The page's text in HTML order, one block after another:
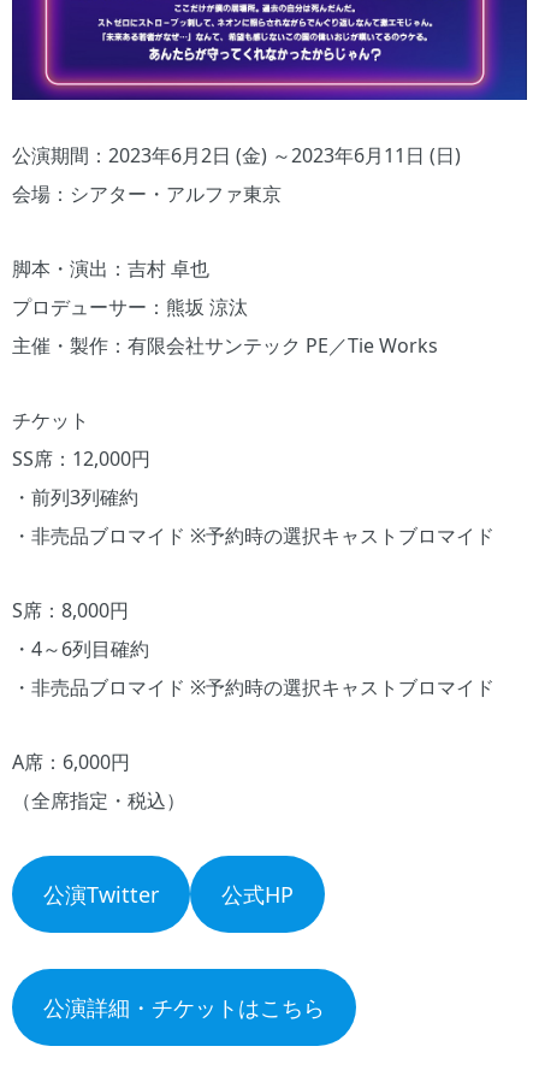
公演期間：2023年6月2日 (金) ～2023年6月11日 (日)
会場：シアター・アルファ東京
脚本・演出：吉村 卓也
プロデューサー：熊坂 涼汰
主催・製作：有限会社サンテック PE／Tie Works
チケット
SS席：12,000円
・前列3列確約
・非売品ブロマイド ※予約時の選択キャストブロマイド
S席：8,000円
・4～6列目確約
・非売品ブロマイド ※予約時の選択キャストブロマイド
A席：6,000円
（全席指定・税込）
公演Twitter 公式HP
公演詳細・チケットはこちら